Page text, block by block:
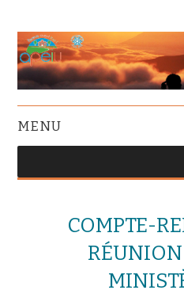
MENU
COMPTE-